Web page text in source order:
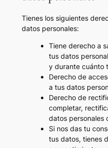
Tienes los siguientes
datos personales:
Tiene derecho a
tus datos
y durante cuánto
Derecho de
a tus datos
Derecho de
completar,
datos personales
Si nos das tu
tus datos, tienes